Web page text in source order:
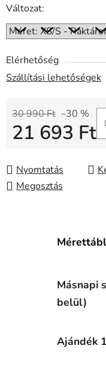
Változat:
Elérhetőség
Szállítási lehetőségek
30 990 Ft –30 %
21 693 Ft
Nyomtatás
Megosztás
Másnapi
belül)
Ajándék